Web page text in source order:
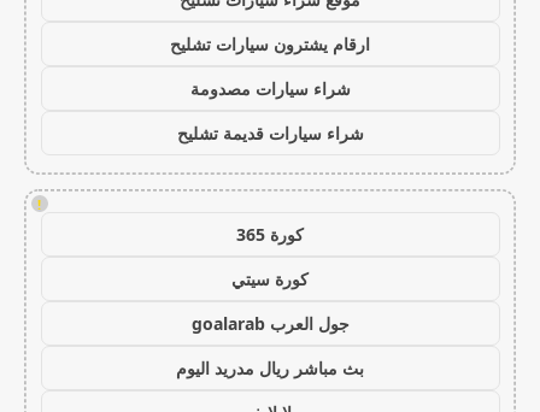
ارقام يشترون سيارات تشليح
شراء سيارات مصدومة
شراء سيارات قديمة تشليح
!
كورة 365
كورة سيتي
جول العرب goalarab
بث مباشر ريال مدريد اليوم